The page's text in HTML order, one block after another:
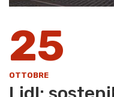
25
OTTOBRE